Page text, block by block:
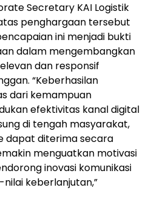
Secretary KAI Logistik
penghargaan tersebut
ini menjadi bukti
dalam mengembangkan
dan responsif
“Keberhasilan
dari kemampuan
efektivitas kanal digital
di tengah masyarakat,
dapat diterima secara
menguatkan motivasi
inovasi komunikasi
keberlanjutan,”